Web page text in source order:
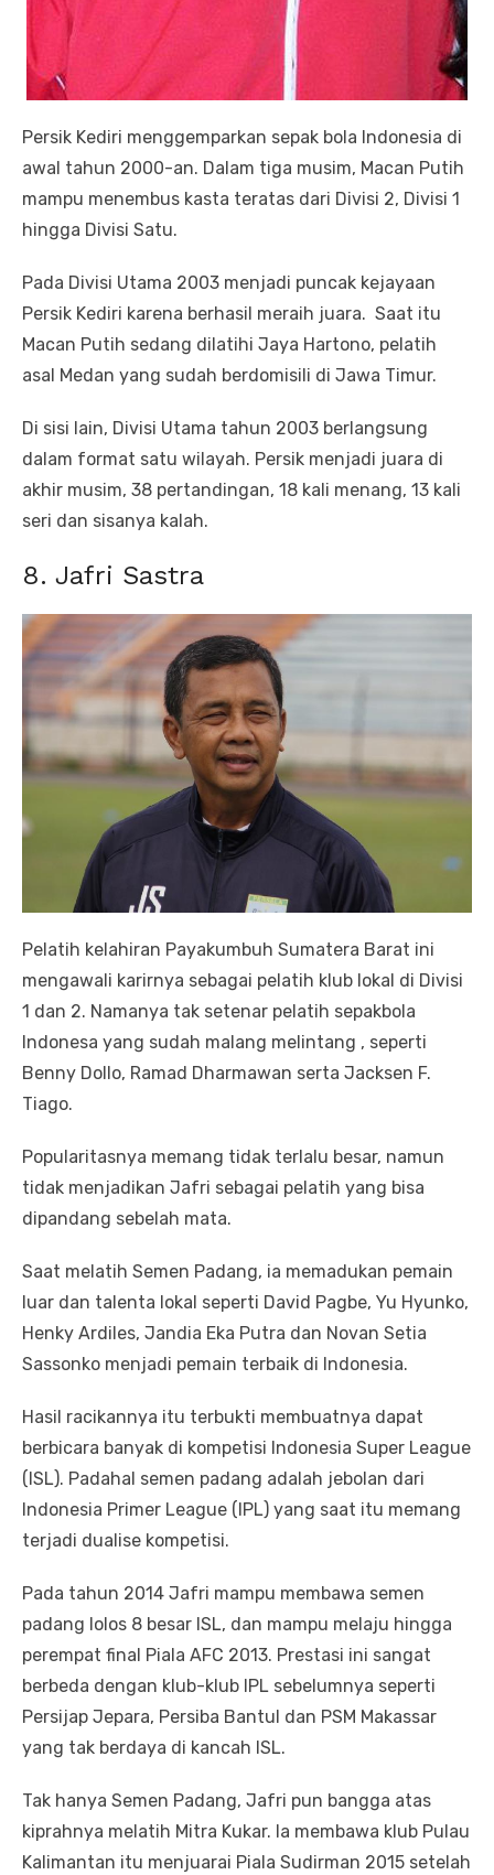
Persik Kediri menggemparkan sepak bola Indonesia di
awal tahun 2000-an. Dalam tiga musim, Macan Putih
mampu menembus kasta teratas dari Divisi 2, Divisi 1
hingga Divisi Satu.
Pada Divisi Utama 2003 menjadi puncak kejayaan
Persik Kediri karena berhasil meraih juara. Saat itu
Macan Putih sedang dilatihi Jaya Hartono, pelatih
asal Medan yang sudah berdomisili di Jawa Timur.
Di sisi lain, Divisi Utama tahun 2003 berlangsung
dalam format satu wilayah. Persik menjadi juara di
akhir musim, 38 pertandingan, 18 kali menang, 13 kali
seri dan sisanya kalah.
8. Jafri Sastra
Pelatih kelahiran Payakumbuh Sumatera Barat ini
mengawali karirnya sebagai pelatih klub lokal di Divisi
1 dan 2. Namanya tak setenar pelatih sepakbola
Indonesa yang sudah malang melintang , seperti
Benny Dollo, Ramad Dharmawan serta Jacksen F.
Tiago.
Popularitasnya memang tidak terlalu besar, namun
tidak menjadikan Jafri sebagai pelatih yang bisa
dipandang sebelah mata.
Saat melatih Semen Padang, ia memadukan pemain
luar dan talenta lokal seperti David Pagbe, Yu Hyunko,
Henky Ardiles, Jandia Eka Putra dan Novan Setia
Sassonko menjadi pemain terbaik di Indonesia.
Hasil racikannya itu terbukti membuatnya dapat
berbicara banyak di kompetisi Indonesia Super League
(ISL). Padahal semen padang adalah jebolan dari
Indonesia Primer League (IPL) yang saat itu memang
terjadi dualise kompetisi.
Pada tahun 2014 Jafri mampu membawa semen
padang lolos 8 besar ISL, dan mampu melaju hingga
perempat final Piala AFC 2013. Prestasi ini sangat
berbeda dengan klub-klub IPL sebelumnya seperti
Persijap Jepara, Persiba Bantul dan PSM Makassar
yang tak berdaya di kancah ISL.
Tak hanya Semen Padang, Jafri pun bangga atas
kiprahnya melatih Mitra Kukar. Ia membawa klub Pulau
Kalimantan itu menjuarai Piala Sudirman 2015 setelah